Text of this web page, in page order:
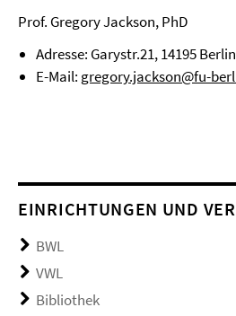
Prof. Gregory Jackson, PhD
Adresse: Garystr.21, 14195 Berlin
E-Mail: gregory.jackson@fu-
EINRICHTUNGEN UND
BWL
VWL
Bibliothek